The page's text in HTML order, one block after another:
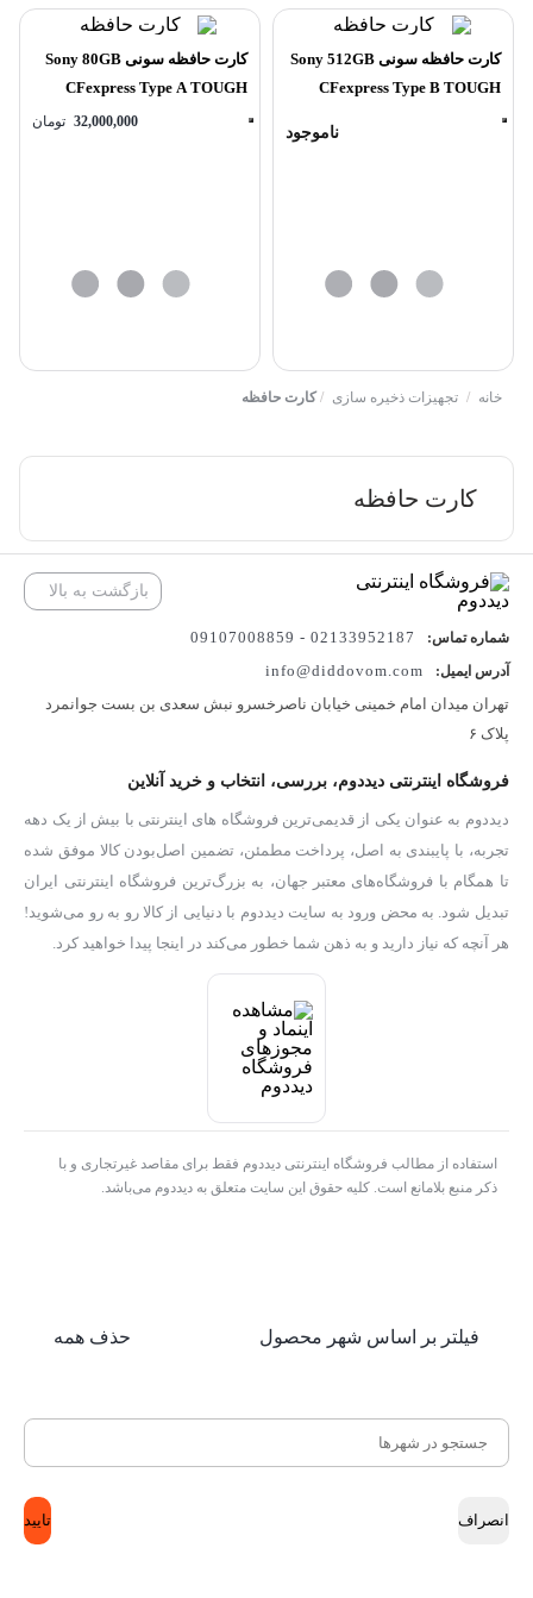
کارت حافظه سونی Sony 512GB
CFexpress Type B TOUGH
ناموجود
کارت حافظه سونی Sony 80GB
CFexpress Type A TOUGH
32,000,000 تومان
خانه / تجهیزات ذخیره سازی /کارت حافظه
کارت حافظه
بازگشت به بالا
شماره تماس: 02133952187 - 09107008859
آدرس ایمیل:
info@diddovom.com
تهران میدان امام خمینی خیابان ناصرخسرو نبش سعدی بن بست جوانمرد
پلاک ۶
فروشگاه اینترنتی دیددوم، بررسی، انتخاب و خرید آنلاین
دیددوم به عنوان یکی از قدیمی‌ترین فروشگاه های اینترنتی با بیش از یک دهه
تجربه، با پایبندی به اصل، پرداخت مطمئن، تضمین اصل‌بودن کالا موفق شده
تا همگام با فروشگاه‌های معتبر جهان، به بزرگ‌ترین فروشگاه اینترنتی ایران
تبدیل شود. به محض ورود به سایت دیددوم با دنیایی از کالا رو به رو می‌شوید!
هر آنچه که نیاز دارید و به ذهن شما خطور می‌کند در اینجا پیدا خواهید کرد.
استفاده از مطالب فروشگاه اینترنتی دیددوم فقط برای مقاصد غیرتجاری و با
ذکر منبع بلامانع است. کلیه حقوق این سایت متعلق به دیددوم می‌باشد.
فیلتر بر اساس شهر محصول حذف همه
انصراف تایید